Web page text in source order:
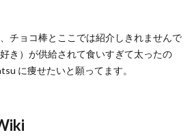
チョコ棒とここでは紹介しきれませんで
き）が供給されて食いすぎて太ったの
に痩せたいと願ってます。